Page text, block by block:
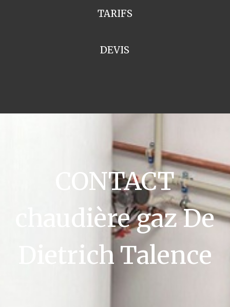
TARIFS
DEVIS
CONTACT
chaudière gaz De
Dietrich Talence